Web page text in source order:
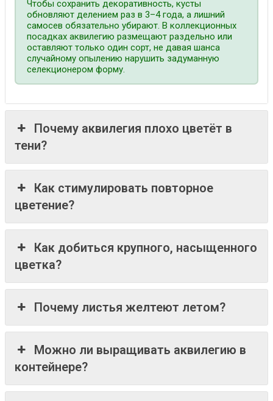
Чтобы сохранить декоративность, кусты
обновляют делением раз в 3–4 года, а лишний
самосев обязательно убирают. В коллекционных
посадках аквилегию размещают раздельно или
оставляют только один сорт, не давая шанса
случайному опылению нарушить задуманную
селекционером форму.
Почему аквилегия плохо цветёт в
тени?
Как стимулировать повторное
цветение?
Как добиться крупного, насыщенного
цветка?
Почему листья желтеют летом?
Можно ли выращивать аквилегию в
контейнере?